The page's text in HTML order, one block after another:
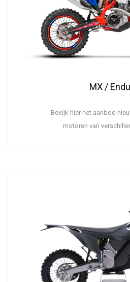
MX /
Bekijk hier het aanbod
motoren van